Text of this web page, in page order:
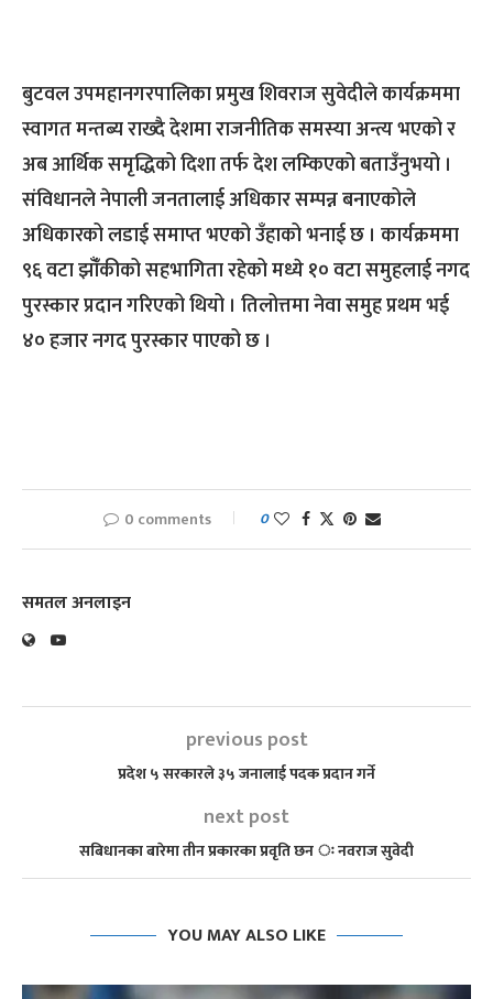
बुटवल उपमहानगरपालिका प्रमुख शिवराज सुवेदीले कार्यक्रममा
स्वागत मन्तब्य राख्दै देशमा राजनीतिक समस्या अन्त्य भएको र
अब आर्थिक समृद्धिको दिशा तर्फ देश लम्किएको बताउँनुभयो ।
संविधानले नेपाली जनतालाई अधिकार सम्पन्न बनाएकोले
अधिकारको लडाई समाप्त भएको उँहाको भनाई छ । कार्यक्रममा
९६ वटा झाँँकीको सहभागिता रहेको मध्ये १० वटा समुहलाई नगद
पुरस्कार प्रदान गरिएको थियो । तिलोत्तमा नेवा समुह प्रथम भई
४० हजार नगद पुरस्कार पाएको छ ।
0 comments 0
समतल अनलाइन
previous post
प्रदेश ५ सरकारले ३५ जनालाई पदक प्रदान गर्ने
next post
सबिधानका बारेमा तीन प्रकारका प्रवृति छन ः नवराज सुवेदी
YOU MAY ALSO LIKE